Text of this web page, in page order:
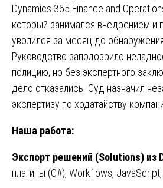
Dynamics 365 Finance and
который занимался внедрением и
уволился за месяц до
Руководство заподозрило
полицию, но без экспертного
дело отказались. Суд назначил
экспертизу по ходатайству
Наша работа:
Экспорт решений (Solutions) из
плагины (C#), Workflows, JavaScript,